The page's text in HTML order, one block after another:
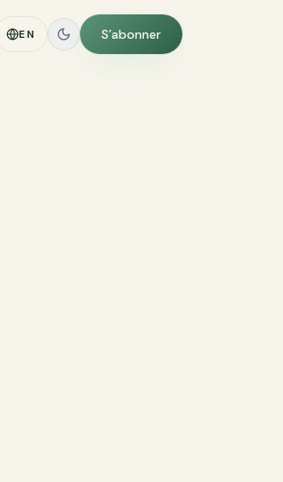
EN S’abonner